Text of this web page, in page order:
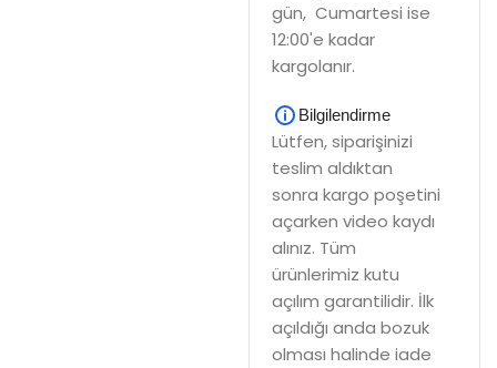
gün, Cumartesi ise
12:00'e kadar
kargolanır.
Bilgilendirme
Lütfen, siparişinizi
teslim aldıktan
sonra kargo poşetini
açarken video kaydı
alınız. Tüm
ürünlerimiz kutu
açılım garantilidir. İlk
açıldığı anda bozuk
olması halinde iade